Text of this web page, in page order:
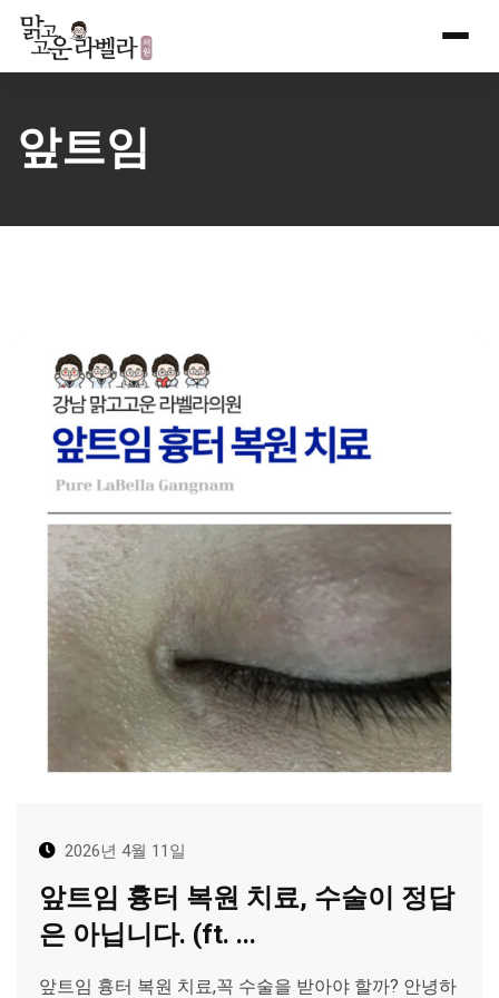
Skip
content
앞트임
2026년 4월 11일
앞트임 흉터 복원 치료, 수술이 정답
은 아닙니다. (ft. ...
앞트임 흉터 복원 치료,꼭 수술을 받아야 할까? 안녕하